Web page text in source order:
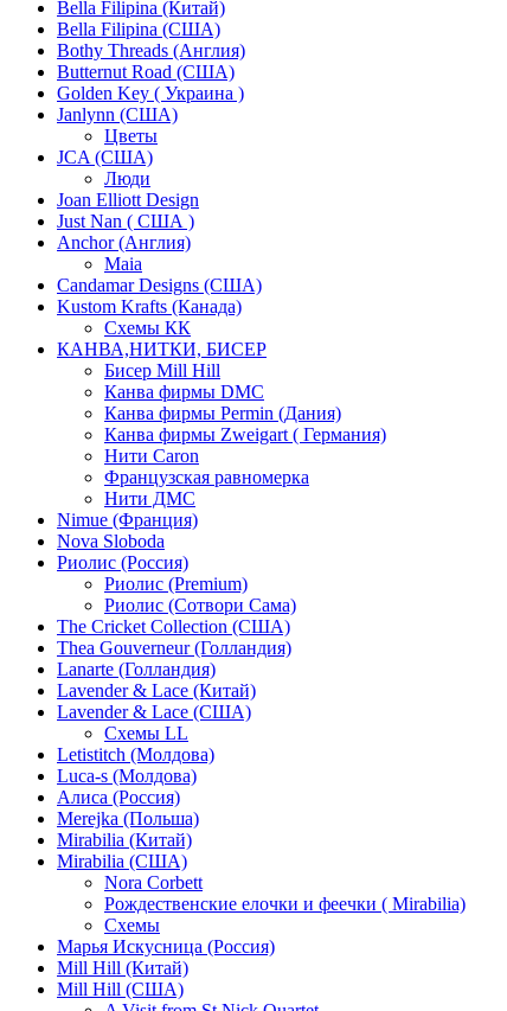
Bella Filipina (Китай)
Bella Filipina (США)
Bothy Threads (Англия)
Butternut Road (США)
Golden Key ( Украина )
Janlynn (США)
Цветы
JCA (США)
Люди
Joan Elliott Design
Just Nan ( США )
Anchor (Англия)
Maia
Candamar Designs (США)
Kustom Krafts (Канада)
Схемы КК
КАНВА,НИТКИ, БИСЕР
Бисер Mill Hill
Канва фирмы DMC
Канва фирмы Permin (Дания)
Канва фирмы Zweigart ( Германия)
Нити Caron
Французская равномерка
Нити ДМС
Nimue (Франция)
Nova Sloboda
Риолис (Россия)
Риолис (Premium)
Риолис (Сотвори Сама)
The Cricket Collection (США)
Thea Gouverneur (Голландия)
Lanarte (Голландия)
Lavender & Lace (Китай)
Lavender & Lace (США)
Схемы LL
Letistitch (Молдова)
Luca-s (Молдова)
Алиса (Россия)
Merejka (Польша)
Mirabilia (Китай)
Mirabilia (США)
Nora Corbett
Рождественские елочки и феечки ( Mirabilia)
Схемы
Марья Искусница (Россия)
Mill Hill (Китай)
Mill Hill (США)